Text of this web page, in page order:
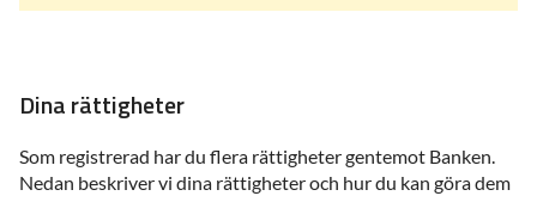
Dina rättigheter
Som registrerad har du flera rättigheter gentemot Banken.
Nedan beskriver vi dina rättigheter och hur du kan göra dem